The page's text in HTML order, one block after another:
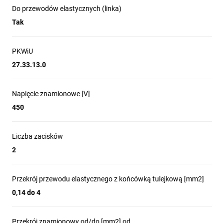
Stosowanie z tulejkami przy przewodach giętkich w celu
nie przekracza 85 °C
Do przewodów elastycznych (linka)
Tak
PKWiU
27.33.13.0
Napięcie znamionowe [V]
450
Liczba zacisków
2
Przekrój przewodu elastycznego z końcówką tulejkową [mm2]
0,14 do 4